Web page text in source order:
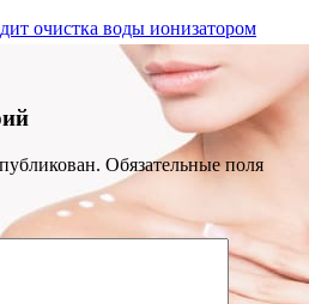
очистка воды ионизатором
Обязательные поля